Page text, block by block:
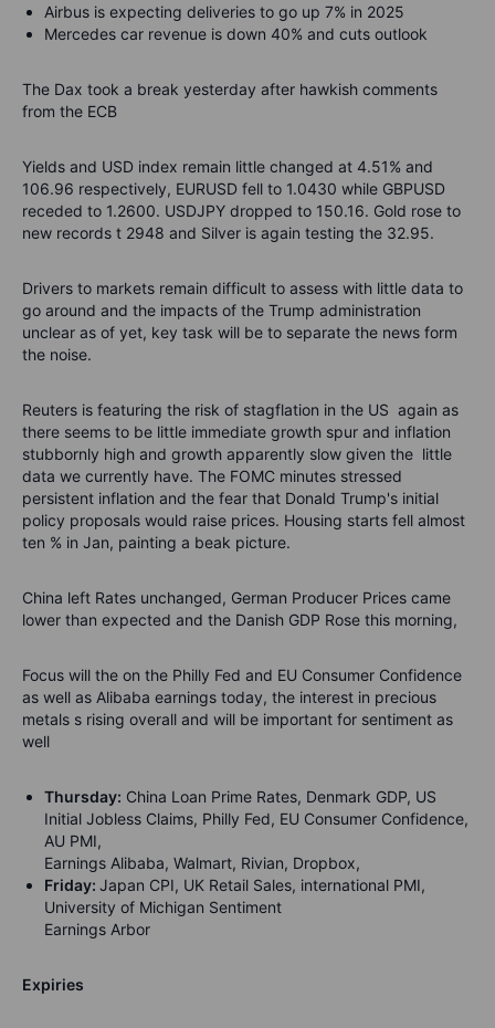
Airbus is expecting deliveries to go up 7% in 2025
Mercedes car revenue is down 40% and cuts outlook
The Dax took a break yesterday after hawkish comments
from the ECB
Yields and USD index remain little changed at 4.51% and
106.96 respectively, EURUSD fell to 1.0430 while GBPUSD
receded to 1.2600. USDJPY dropped to 150.16. Gold rose to
new records t 2948 and Silver is again testing the 32.95.
Drivers to markets remain difficult to assess with little data to
go around and the impacts of the Trump administration
unclear as of yet, key task will be to separate the news form
the noise.
Reuters is featuring the risk of stagflation in the US again as
there seems to be little immediate growth spur and inflation
stubbornly high and growth apparently slow given the little
data we currently have. The FOMC minutes stressed
persistent inflation and the fear that Donald Trump's initial
policy proposals would raise prices. Housing starts fell almost
ten % in Jan, painting a beak picture.
China left Rates unchanged, German Producer Prices came
lower than expected and the Danish GDP Rose this morning,
Focus will the on the Philly Fed and EU Consumer Confidence
as well as Alibaba earnings today, the interest in precious
metals s rising overall and will be important for sentiment as
well
Thursday: China Loan Prime Rates, Denmark GDP, US
Initial Jobless Claims, Philly Fed, EU Consumer Confidence,
AU PMI,
Earnings Alibaba, Walmart, Rivian, Dropbox,
Friday: Japan CPI, UK Retail Sales, international PMI,
University of Michigan Sentiment
Earnings Arbor
Expiries